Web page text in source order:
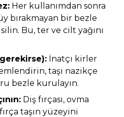
Her kullanımdan sonra
bırakmayan bir bezle
Bu, ter ve cilt yağını
İnatçı kirler
taşı nazikçe
bezle kurulayın.
Diş fırçası, ovma
taşın yüzeyini